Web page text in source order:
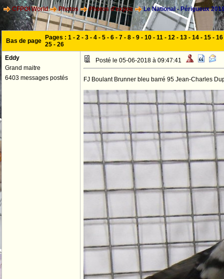
CFPOI World Photos Photos d'expos Le National - Périgueux
Bas de page Pages : 1 - 2 - 3 - 4 - 5 - 6 - 7 - 8 - 9 - 10 - 11 - 12 - 13 - 14 - 15 - 16
25 - 26
Eddy
Grand maitre
6403 messages postés
Posté le 05-06-2018 à 09:47:41
FJ Boulant Brunner bleu barré 95 Jean-Charles